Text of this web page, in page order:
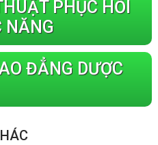
PHỤC HỒI
NĂNG
ĐẲNG DƯỢC